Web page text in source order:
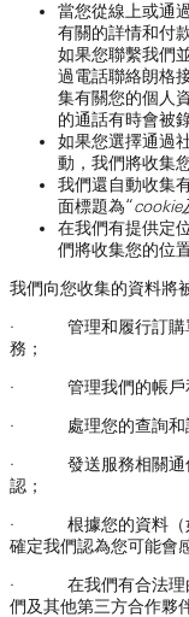
當您從線上或通
有關的詳情和付
如果您聯繫我們
過電話聯絡朗格
集有關您的個人
的通話有時會被
如果您選擇通過
動，我們將收集
我們還自動收集
面標題為“cookie
在我們有提供定
們將收集您的位
我們向您收集的資料將
· 管理和履行訂購單
務；
· 管理我們的帳戶
· 處理您的查詢和
· 發送服務相關通信
認；
· 根據您的資料（如
確定我們認為您可能會
· 在我們有合法理由
們及其他第三方合作夥